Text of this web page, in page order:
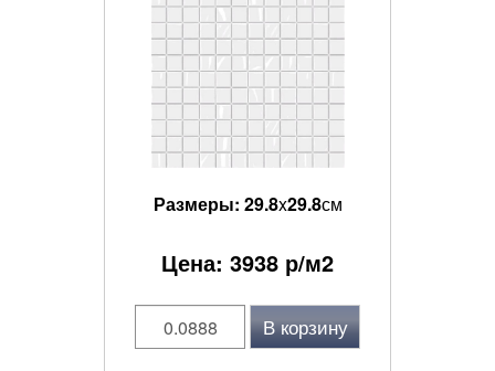
Размеры: 29.8x29.8см
Цена: 3938 р/м2
В корзину